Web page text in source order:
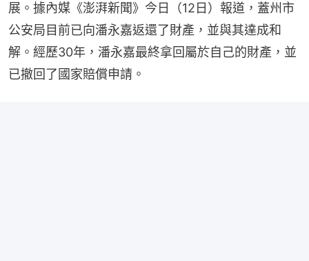
展。據內媒《澎湃新聞》今日（12日）報道，蓋州市
公安局目前已向潘永嘉返還了財產，並與其達成和
解。經歷30年，潘永嘉最終拿回屬於自己的財產，並
已撤回了國家賠償申請。